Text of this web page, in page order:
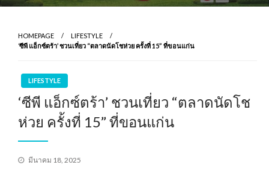
HOMEPAGE
LIFESTYLE
‘ซีพี แอ็กซ์ตร้า’ ชวนเที่ยว “ตลาดนัดโชห่วย ครั้งที่ 15” ที่ขอนแก่น
LIFESTYLE
‘ซีพี แอ็กซ์ตร้า’ ชวนเที่ยว “ตลาดนัดโช
ห่วย ครั้งที่ 15” ที่ขอนแก่น
Posted
มีนาคม 18, 2025